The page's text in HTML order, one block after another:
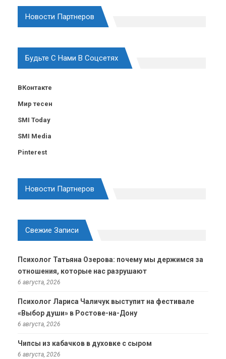
Новости Партнеров
Будьте С Нами В Соцсетях
ВКонтакте
Мир тесен
SMI Today
SMI Media
Pinterest
Новости Партнеров
Свежие Записи
Психолог Татьяна Озерова: почему мы держимся за
отношения, которые нас разрушают
6 августа, 2026
Психолог Лариса Чаличук выступит на фестивале
«Выбор души» в Ростове-на-Дону
6 августа, 2026
Чипсы из кабачков в духовке с сыром
6 августа, 2026